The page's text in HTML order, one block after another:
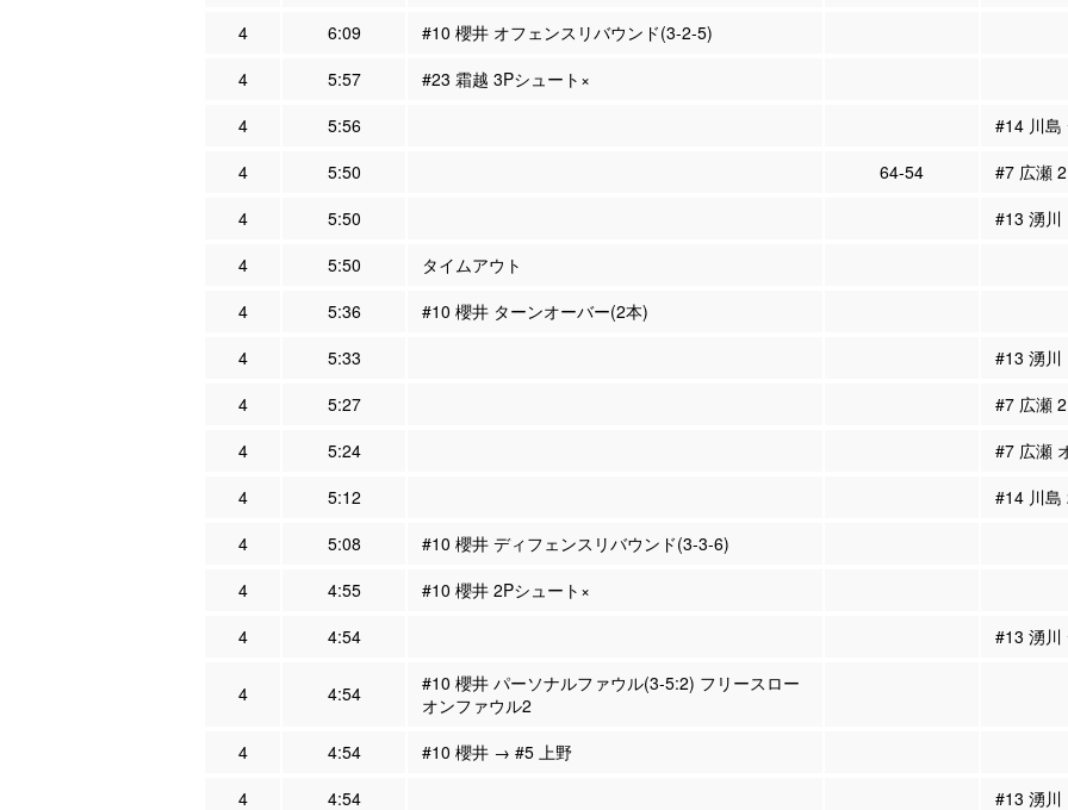
4
6:09
#10 櫻井 オフェンスリバウンド(3-2-5)
4
5:57
#23 霜越 3Pシュート×
4
5:56
#14 川島
4
5:50 64-54
#7 広瀬
4
5:50
#13 湧川
4
5:50
タイムアウト
4
5:36
#10 櫻井 ターンオーバー(2本)
4
5:33
#13 湧川
4
5:27
#7 広瀬
4
5:24
#7 広瀬
4
5:12
#14 川島
4
5:08
#10 櫻井 ディフェンスリバウンド(3-3-6)
4
4:55
#10 櫻井 2Pシュート×
4
4:54 #13 湧川
4 4:54
#10 櫻井 パーソナルファウル(3-5:2) フリースロー
オンファウル2
4
4:54
#10 櫻井 → #5 上野
4
4:54 #13 湧川